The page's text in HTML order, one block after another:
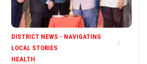
DISTRICT NEWS - NAVIGATING
LOCAL STORIES
HEALTH